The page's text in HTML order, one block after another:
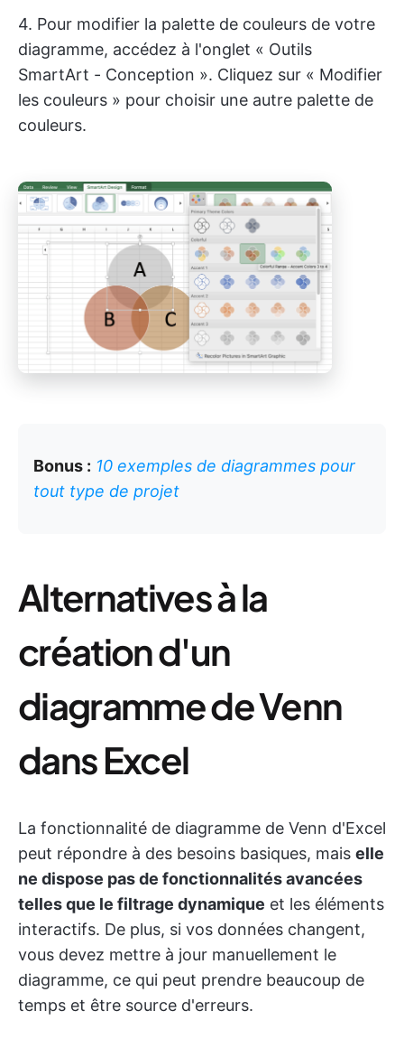
4. Pour modifier la palette de couleurs de votre
diagramme, accédez à l'onglet « Outils
SmartArt - Conception ». Cliquez sur « Modifier
les couleurs » pour choisir une autre palette de
couleurs.
Bonus : 10 exemples de diagrammes pour
tout type de projet
Alternatives à la
création d'un
diagramme de Venn
dans Excel
La fonctionnalité de diagramme de Venn d'Excel
peut répondre à des besoins basiques, mais elle
ne dispose pas de fonctionnalités avancées
telles que le filtrage dynamique et les éléments
interactifs. De plus, si vos données changent,
vous devez mettre à jour manuellement le
diagramme, ce qui peut prendre beaucoup de
temps et être source d'erreurs.